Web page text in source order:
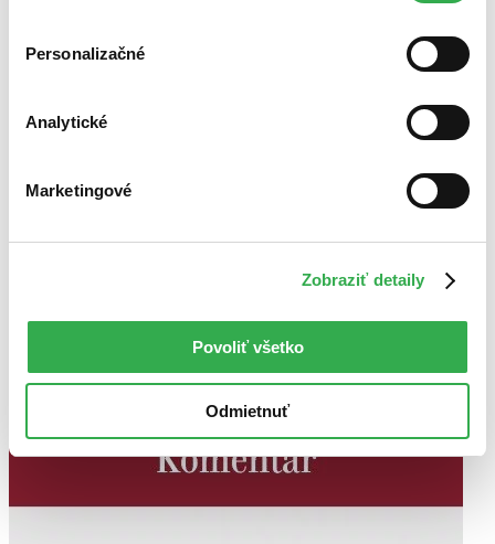
Personalizačné
Analytické
Marketingové
Zobraziť detaily
Povoliť všetko
Odmietnuť